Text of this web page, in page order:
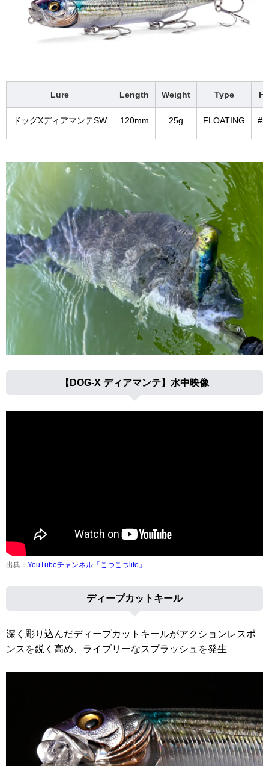
Lure Length Weight Type
ドッグXディアマンテSW 120mm 25g FLOATING #5
【DOG-X ディアマンテ】水中映像
出典： YouTubeチャンネル「こつこつlife」
ディープカットキール
深く彫り込んだディープカットキールがアクションレスポ
ンスを鋭く高め、ライブリーなスプラッシュを発生